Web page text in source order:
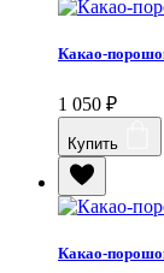
Какао-
1 050 ₽
Купить
Какао-